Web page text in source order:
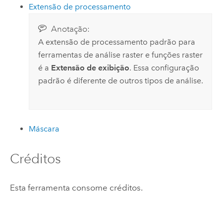
Extensão de processamento
Anotação:
A extensão de processamento padrão para
ferramentas de análise raster e funções raster
é a Extensão de exibição. Essa configuração
padrão é diferente de outros tipos de análise.
Máscara
Créditos
Esta ferramenta consome créditos.